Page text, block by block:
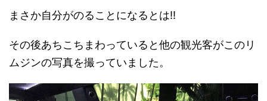
まさか自分がのることになるとは!!
その後あちこちまわっていると他の観光客がこのリ
ムジンの写真を撮っていました。